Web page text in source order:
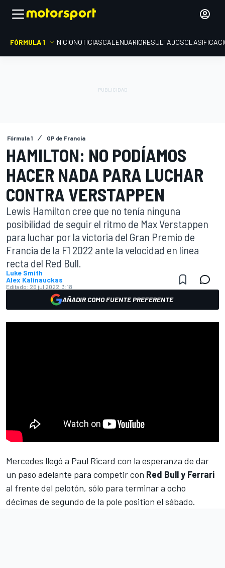
FÓRMULA 1 INICIONOTICIASCALENDARIORESULTADOS
Fórmula 1 GP de Francia
HAMILTON: NO PODÍAMOS
HACER NADA PARA LUCHAR
CONTRA VERSTAPPEN
Lewis Hamilton cree que no tenía ninguna
posibilidad de seguir el ritmo de Max Verstappen
para luchar por la victoria del Gran Premio de
Francia de la F1 2022 ante la velocidad en línea
recta del Red Bull.
Luke Smith
Alex Kalinauckas
Editado: 26 jul 2022, 3:18
AÑADIR COMO FUENTE PREFERENTE
Mercedes llegó a Paul Ricard con la esperanza de dar
un paso adelante para competir con Red Bull y Ferrari
al frente del pelotón, sólo para terminar a ocho
décimas de segundo de la pole position el sábado.